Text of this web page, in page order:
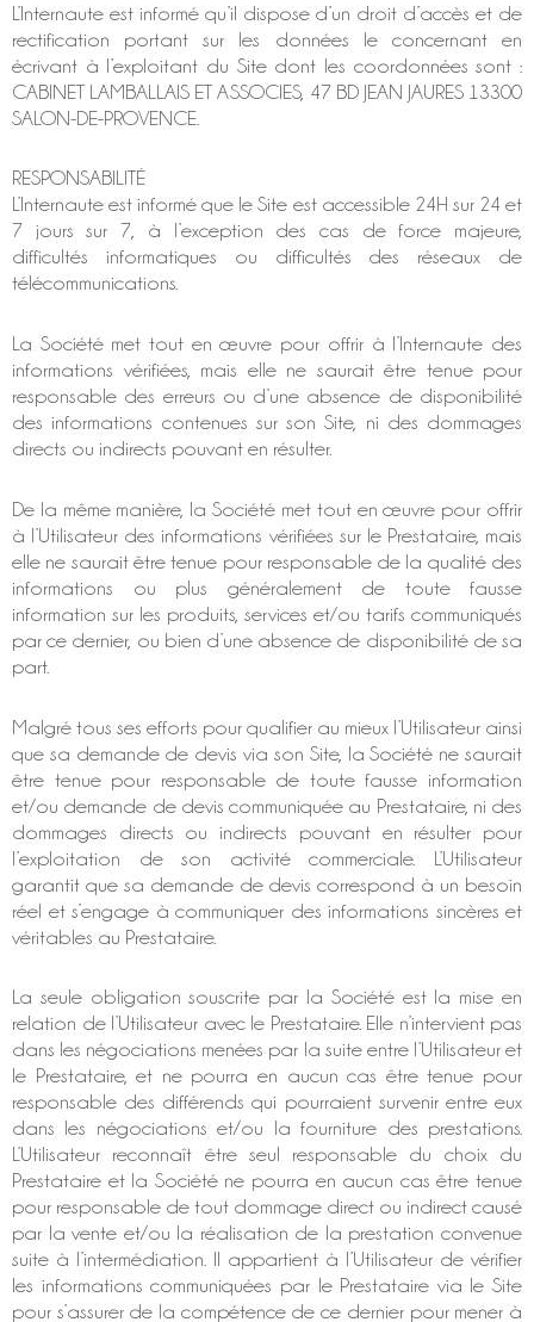
L’Internaute est informé qu’il dispose d’un droit d’accès et de
rectification portant sur les données le concernant en
écrivant à l’exploitant du Site dont les coordonnées sont :
CABINET LAMBALLAIS ET ASSOCIES, 47 BD JEAN JAURES 13300
SALON-DE-PROVENCE.
RESPONSABILITÉ
L’Internaute est informé que le Site est accessible 24H sur 24 et
7 jours sur 7, à l’exception des cas de force majeure,
difficultés informatiques ou difficultés des réseaux de
télécommunications.
La Société met tout en œuvre pour offrir à l’Internaute des
informations vérifiées, mais elle ne saurait être tenue pour
responsable des erreurs ou d’une absence de disponibilité
des informations contenues sur son Site, ni des dommages
directs ou indirects pouvant en résulter.
De la même manière, la Société met tout en œuvre pour offrir
à l’Utilisateur des informations vérifiées sur le Prestataire, mais
elle ne saurait être tenue pour responsable de la qualité des
informations ou plus généralement de toute fausse
information sur les produits, services et/ou tarifs communiqués
par ce dernier, ou bien d’une absence de disponibilité de sa
part.
Malgré tous ses efforts pour qualifier au mieux l’Utilisateur ainsi
que sa demande de devis via son Site, la Société ne saurait
être tenue pour responsable de toute fausse information
et/ou demande de devis communiquée au Prestataire, ni des
dommages directs ou indirects pouvant en résulter pour
l’exploitation de son activité commerciale. L’Utilisateur
garantit que sa demande de devis correspond à un besoin
réel et s’engage à communiquer des informations sincères et
véritables au Prestataire.
La seule obligation souscrite par la Société est la mise en
relation de l’Utilisateur avec le Prestataire. Elle n’intervient pas
dans les négociations menées par la suite entre l’Utilisateur et
le Prestataire, et ne pourra en aucun cas être tenue pour
responsable des différends qui pourraient survenir entre eux
dans les négociations et/ou la fourniture des prestations.
L’Utilisateur reconnaît être seul responsable du choix du
Prestataire et la Société ne pourra en aucun cas être tenue
pour responsable de tout dommage direct ou indirect causé
par la vente et/ou la réalisation de la prestation convenue
suite à l’intermédiation. Il appartient à l’Utilisateur de vérifier
les informations communiquées par le Prestataire via le Site
pour s’assurer de la compétence de ce dernier pour mener à